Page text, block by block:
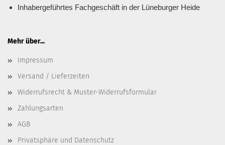
Inhabergeführtes Fachgeschäft in der Lüneburger Heide
Mehr über...
Impressum
Versand / Lieferzeiten
Widerrufsrecht & Muster-Widerrufsformular
Zahlungsarten
AGB
Privatsphäre und Datenschutz